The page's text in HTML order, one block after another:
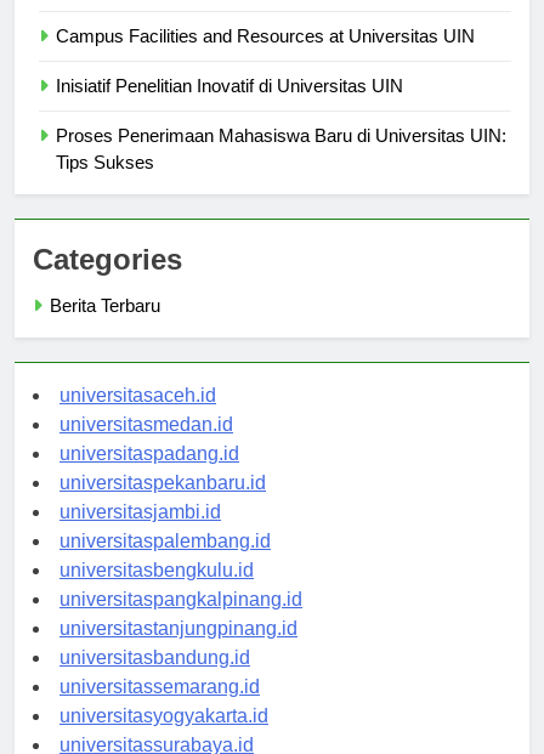
Campus Facilities and Resources at Universitas UIN
Inisiatif Penelitian Inovatif di Universitas UIN
Proses Penerimaan Mahasiswa Baru di Universitas UIN:
Tips Sukses
Categories
Berita Terbaru
universitasaceh.id
universitasmedan.id
universitaspadang.id
universitaspekanbaru.id
universitasjambi.id
universitaspalembang.id
universitasbengkulu.id
universitaspangkalpinang.id
universitastanjungpinang.id
universitasbandung.id
universitassemarang.id
universitasyogyakarta.id
universitassurabaya.id